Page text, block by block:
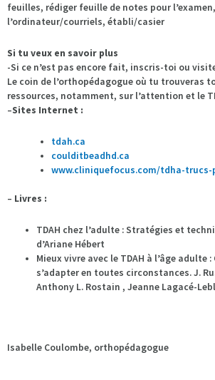
feuilles, rédiger feuille de notes pour
l’ordinateur/courriels, établi/casier
Si tu veux en savoir plus
-Si ce n’est pas encore fait, inscris-toi ou
Le coin de l’orthopédagogue où tu trouveras
ressources, notamment, sur l’attention et le
–Sites Internet :
tdah.ca
coulditbeadhd.ca
www.cliniquefocus.com/tdha-
– Livres :
TDAH chez l’adulte : Stratégies et
d’Ariane Hébert
Mieux vivre avec le TDAH à l’âge adulte
s’adapter en toutes circonstances. J.
Anthony L. Rostain , Jeanne Lagacé-
Isabelle Coulombe, orthopédagogue